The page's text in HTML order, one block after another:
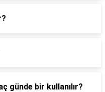
günde bir kullanılır?